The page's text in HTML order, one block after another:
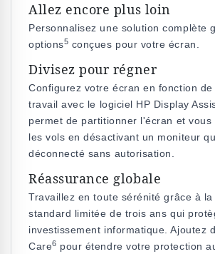
Allez encore plus loin
Personnalisez une solution complète
options5 conçues pour votre écran.
Divisez pour régner
Configurez votre écran en fonction
travail avec le logiciel HP Display
permet de partitionner l'écran et vous
les vols en désactivant un moniteur
déconnecté sans autorisation.
Réassurance globale
Travaillez en toute sérénité grâce à
standard limitée de trois ans qui
investissement informatique. Ajoutez
Care6 pour étendre votre protection